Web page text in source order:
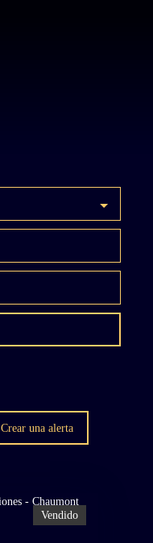
Crear una alerta
Vendido